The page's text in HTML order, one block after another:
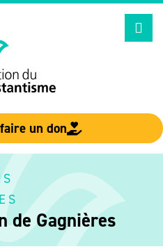
un don
de Gagnières